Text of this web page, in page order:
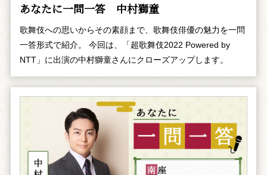
あなたに一問一答 中村獅童
歌舞伎への思いからその素顔まで、歌舞伎俳優の魅力を一問
一答形式で紹介。 今回は、「超歌舞伎2022 Powered by
NTT」に出演の中村獅童さんにクローズアップします。